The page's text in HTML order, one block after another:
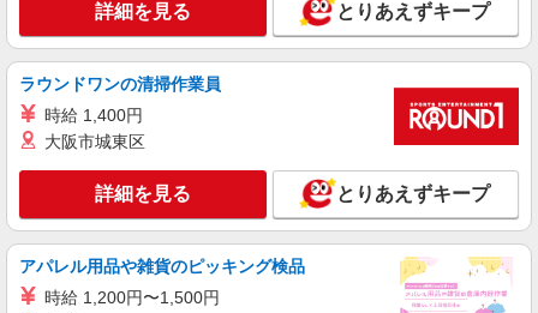
詳細を見る とりあえずキープ
ラウンドワンの清掃作業員
時給 1,400円
大阪市城東区
詳細を見る とりあえずキープ
アパレル用品や雑貨のピッキング検品
時給 1,200円〜1,500円